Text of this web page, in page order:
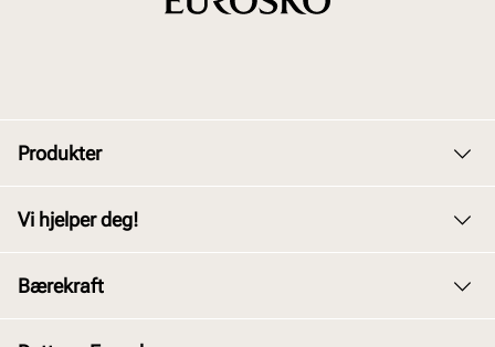
Produkter
Barn
Vi hjelper deg!
Bærekraft